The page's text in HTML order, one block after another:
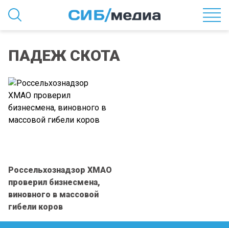
ПАДЕЖ СКОТА
Россельхознадзор ХМАО
проверил бизнесмена,
виновного в массовой
гибели коров